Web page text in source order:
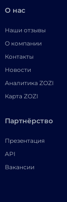
О нас
Наши отзывы
О компании
Контакты
Новости
Аналитика ZOZI
Карта ZOZI
Партнёрство
Презентация
API
Вакансии